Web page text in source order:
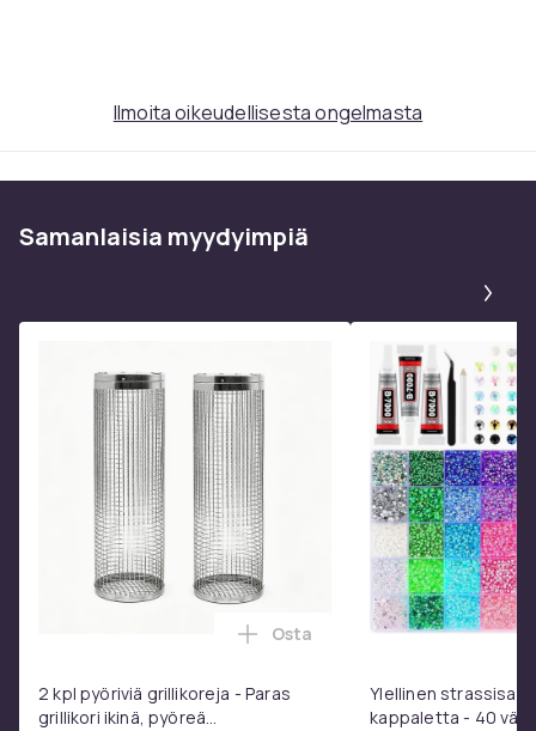
Ilmoita oikeudellisesta ongelmasta
Samanlaisia ​​myydyimpiä
2 kpl pyöriviä grillikoreja - Paras
grillikori ikinä, pyöreä
Lisää 2 kpl pyöriviä
Osta
Ylellinen
kappaletta - 40